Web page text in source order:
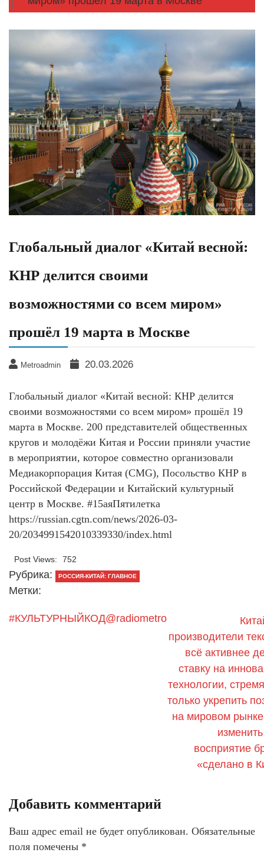
Глобальный диалог «Китай весной:
КНР делится своими
возможностями со всем миром»
прошёл 19 марта в Москве
Metroadmin 20.03.2026
Глобальный диалог «Китай весной: КНР делится
своими возможностями со всем миром» прошёл 19
марта в Москве. 200 представителей общественных
кругов и молодёжи Китая и России приняли участие
в мероприятии, которое совместно организовали
Медиакорпорация Китая (CMG), Посольство КНР в
Российской Федерации и Китайский культурный
центр в Москве. #15аяПятилетка
https://russian.cgtn.com/news/2026-03-
20/2034991542010339330/index.html
Post Views: 752
Рубрика: РОССИЯ-КИТАЙ: ГЛАВНОЕ
Метки:
#КУЛЬТУРНЫЙКОД@radiometro
производители
всё активнее
ставку на
технологии,
только укрепить
на мировом
восприятие
«сделано в
Добавить комментарий
Ваш адрес email не будет опубликован. Обязательные
поля помечены *